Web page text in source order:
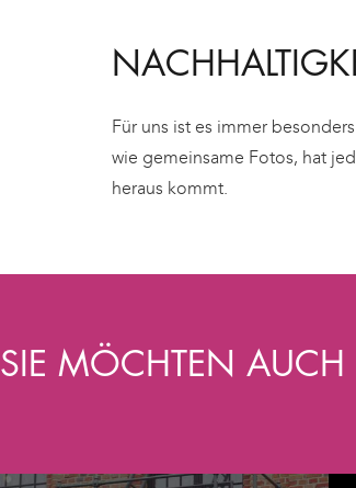
Für uns ist es immer
wie gemeinsame Fotos, hat
heraus kommt.
SIE MÖCHTEN AUCH